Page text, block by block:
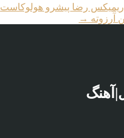
ریمیکس رضا پیشرو هولوکاست
آرزوته →